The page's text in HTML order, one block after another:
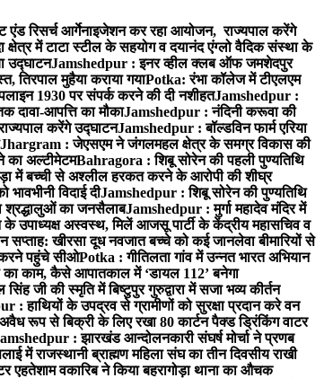
एंड रिसर्च आर्गेनाइजेशन कर रहा आयोजन, राज्यपाल करेंगे
में टाटा स्टील के सहयोग व दयानंद एंग्लो वैदिक संस्था के
उद्घाटनJamshedpur : इनर व्हील क्लब ऑफ जमशेदपुर
तिरपाल मुहैया कराया गयाPotka: रंभा कॉलेज में टीएलएम
1930 पर संपर्क करने की दी नशीहतJamshedpur :
दावा-आपत्ति का मौकाJamshedpur : नंदिनी करूवा की
करेंगे उद्घाटनJamshedpur : बॉल्डविन फार्म एरिया
Jhargram : जेएसएम ने जंगलमहल क्षेत्र के समग्र विकास की
का अल्टीमेटमBahragora : शिबू सोरेन की पहली पुण्यतिथि
में बच्ची से अश्लील हरकत करने के आरोपी की शीघ्र
विदाई दीJamshedpur : शिबू सोरेन की पुण्यतिथि
श्रद्धालुओं का जनसैलाबJamshedpur : मुर्गा महादेव मंदिर में
के उपाध्यक्ष अस्वस्थ, मिलें आजसू पार्टी के केंद्रीय महासचिव व
सप्ताह: खीरसा दूध नवजात बच्चे को कई जानलेवा बीमारियों से
करने पहुंचे सीओPotka : गीतिलता गांव में उन्नत भारत अभियान
काम, कैसे आपातकाल में ‘डायल 112’ बनेगा
जी की स्मृति में बिष्टुपुर गुरुद्वारा में सजा भव्य कीर्तन
: हाथियों के उपद्रव से ग्रामीणों को सुरक्षा प्रदान करे वन
रूप से बिक्री के लिए रखा 80 कार्टन पैक्ड ड्रिंकिंग वाटर
: झारखंड आन्दोलनकारी संघर्ष मोर्चा ने प्रणब
में राजस्थानी ब्राह्मण महिला संघ का तीन दिवसीय राखी
एहतेशाम वकारिब ने किया बहरागोड़ा थाना का औचक